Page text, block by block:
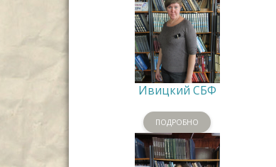
Ивицкий СБФ
ПОДРОБНО